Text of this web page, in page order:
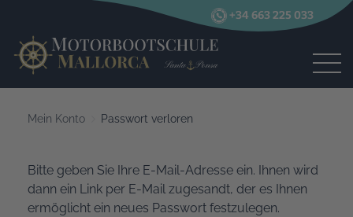
+34 663 225 033
Mein Konto Passwort verloren
Bitte geben Sie Ihre E-Mail-Adresse ein. Ihnen wird
dann ein Link per E-Mail zugesandt, der es Ihnen
ermöglicht ein neues Passwort festzulegen.